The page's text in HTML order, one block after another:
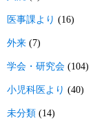
医事課より (16)
外来 (7)
学会・研究会 (104)
小児科医より (40)
未分類 (14)